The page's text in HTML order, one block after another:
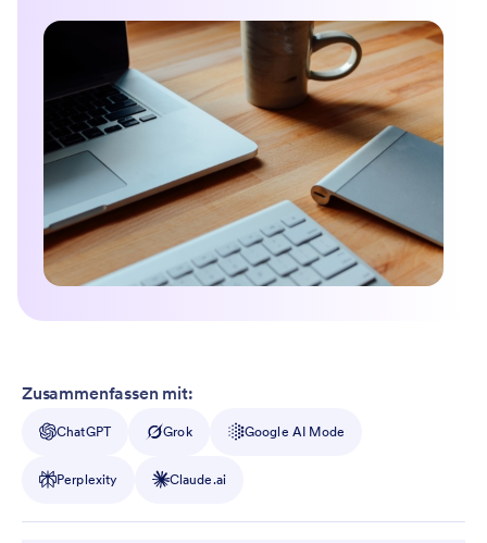
Zusammenfassen mit:
ChatGPT Grok Google AI Mode
Perplexity Claude.ai